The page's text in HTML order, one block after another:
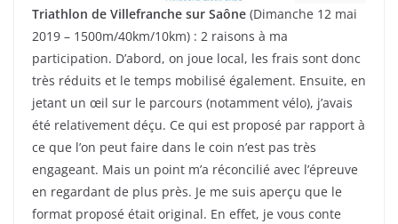
Triathlon de Villefranche sur Saône (Dimanche 12 mai
2019 – 1500m/40km/10km) : 2 raisons à ma
participation. D’abord, on joue local, les frais sont donc
très réduits et le temps mobilisé également. Ensuite, en
jetant un œil sur le parcours (notamment vélo), j’avais
été relativement déçu. Ce qui est proposé par rapport à
ce que l’on peut faire dans le coin n’est pas très
engageant. Mais un point m’a réconcilié avec l’épreuve
en regardant de plus près. Je me suis aperçu que le
format proposé était original. En effet, je vous conte